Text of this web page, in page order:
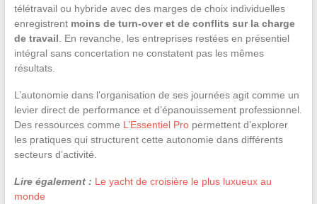
télétravail ou hybride avec des marges de choix individuelles
enregistrent moins de turn-over et de conflits sur la charge
de travail . En revanche, les entreprises restées en présentiel
intégral sans concertation ne constatent pas les mêmes
résultats.
L’autonomie dans l’organisation de ses journées agit comme un
levier direct de performance et d’épanouissement professionnel.
Des ressources comme L’Essentiel Propermettent d’explorer
les pratiques qui structurent cette autonomie dans différents
secteurs d’activité.
Lire également : Le yacht de croisière le plus luxueux au
monde